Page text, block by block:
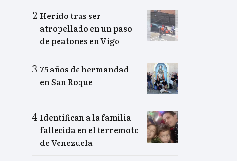
Herido tras ser
atropellado en un paso
de peatones en Vigo
75 años de hermandad
en San Roque
Identifican a la familia
fallecida en el terremoto
de Venezuela